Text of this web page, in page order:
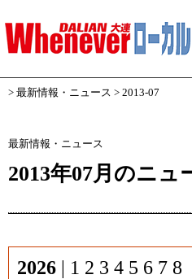
> 最新情報・ニュース > 2013-07
最新情報・ニュース
2013年07月のニュ
2026 | 1 2 3 4 5 6 7 8